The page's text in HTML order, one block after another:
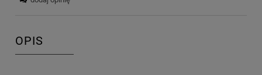
OPIS